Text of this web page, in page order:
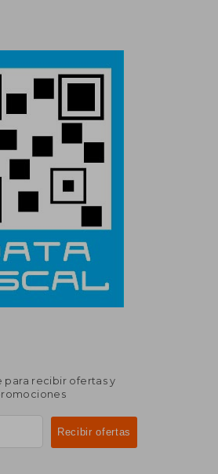
para recibir ofertas y